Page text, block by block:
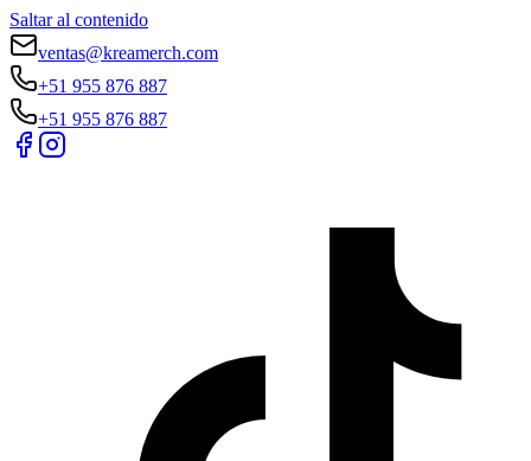
Saltar al contenido
ventas@kreamerch.com
+51 955 876 887
+51 955 876 887